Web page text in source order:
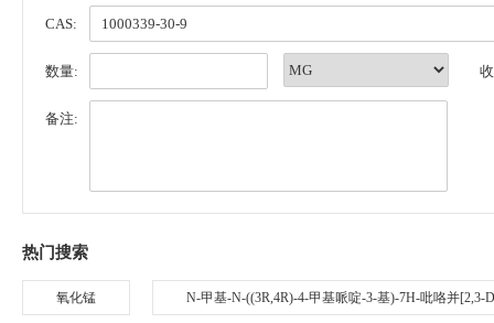
CAS:
数量:
备注:
热门搜索
氧化锰 N-甲基-N-((3R,4R)-4-甲基哌啶-3-基)-7H-吡咯并[2,3-